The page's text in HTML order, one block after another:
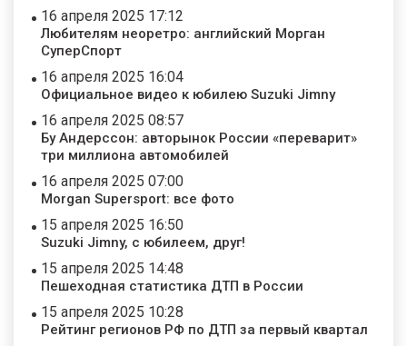
16 апреля 2025 17:12
Любителям неоретро: английский Морган
СуперСпорт
16 апреля 2025 16:04
Официальное видео к юбилею Suzuki Jimny
16 апреля 2025 08:57
Бу Андерссон: авторынок России «переварит»
три миллиона автомобилей
16 апреля 2025 07:00
Morgan Supersport: все фото
15 апреля 2025 16:50
Suzuki Jimny, с юбилеем, друг!
15 апреля 2025 14:48
Пешеходная статистика ДТП в России
15 апреля 2025 10:28
Рейтинг регионов РФ по ДТП за первый квартал